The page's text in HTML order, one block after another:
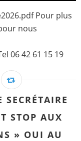
Pour plus
nous
06 42 61 15 19
STOP AUX
» OUI AU